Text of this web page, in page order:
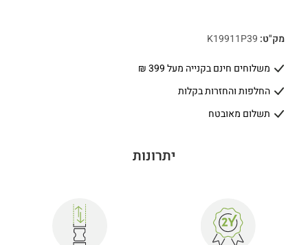
מק"ט: K19911P39
משלוחים חינם בקנייה מעל 399 ₪
החלפות והחזרות בקלות
תשלום מאובטח
יתרונות